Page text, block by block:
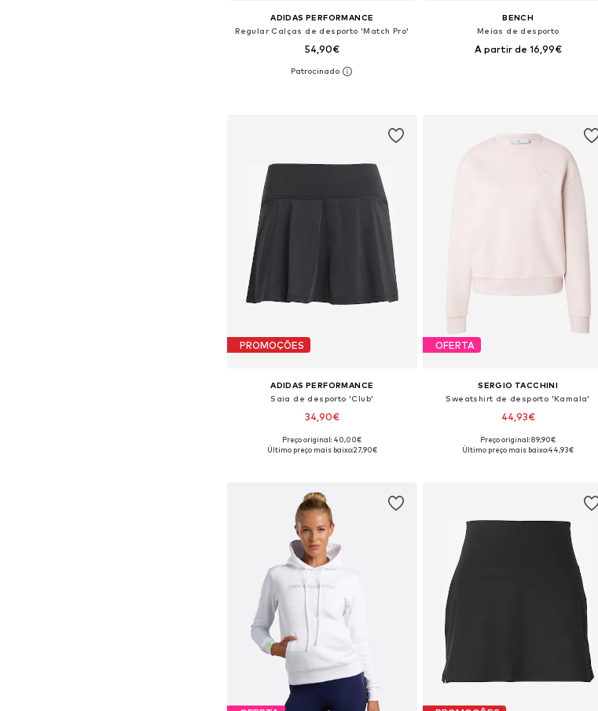
ADIDAS PERFORMANCE
Regular Calças de desporto 'Match Pro'
54,90€
BENCH
Meias de desporto
A partir de 16,99€
PROMOÇÕES
ADIDAS PERFORMANCE
Saia de desporto 'Club'
34,90€
Disponível em vários tamanhos
Preço original: 40,00€
Último preço mais baixo:27,90€
OFERTA
SERGIO TACCHINI
Sweatshirt de desporto 'Kamala'
44,93€
Tamanhos disponíveis: XS, S, M, L
Preço original: 89,90€
Último preço mais baixo:44,93€